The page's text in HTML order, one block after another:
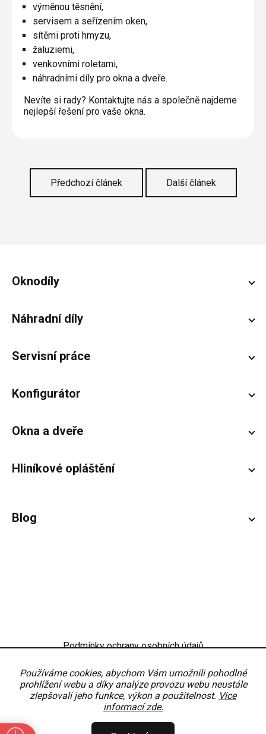
Používáme cookies, abychom Vám umožnili pohodlné
prohlížení webu a díky analýze provozu webu neustále
zlepšovali jeho funkce, výkon a použitelnost. Více
informací zde.
výměnou těsnění,
servisem a seřízením oken,
sítěmi proti hmyzu,
žaluziemi,
venkovními roletami,
náhradními díly pro okna a dveře.
Nevíte si rady? Kontaktujte nás a společně najdeme
nejlepší řešení pro vaše okna.
Předchozí článek Další článek
Zápatí
Oknodíly
Náhradní díly
Servisní práce
Konfigurátor
Okna a dveře
Hliníkové opláštění
Blog
Podmínky ochrany osobních údajů
Nastavení